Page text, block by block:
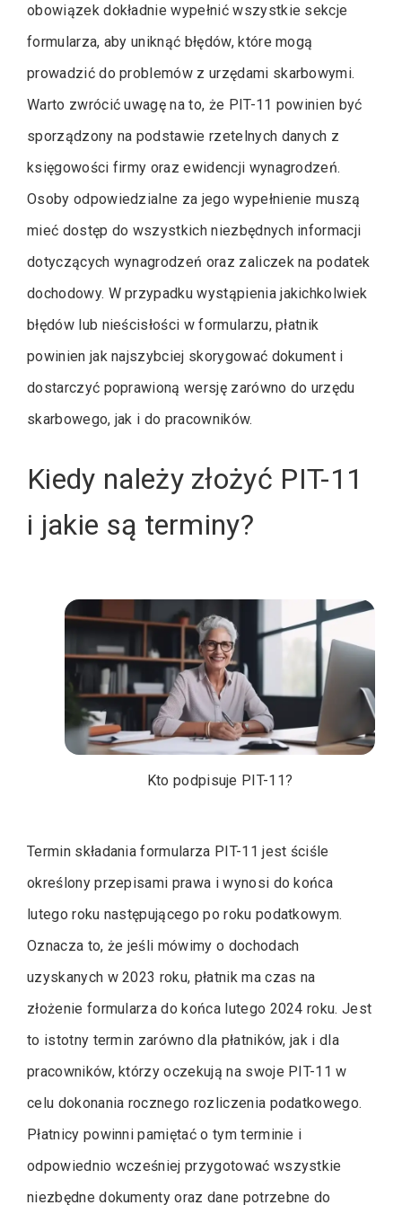
obowiązek dokładnie wypełnić wszystkie sekcje
formularza, aby uniknąć błędów, które mogą
prowadzić do problemów z urzędami skarbowymi.
Warto zwrócić uwagę na to, że PIT-11 powinien być
sporządzony na podstawie rzetelnych danych z
księgowości firmy oraz ewidencji wynagrodzeń.
Osoby odpowiedzialne za jego wypełnienie muszą
mieć dostęp do wszystkich niezbędnych informacji
dotyczących wynagrodzeń oraz zaliczek na podatek
dochodowy. W przypadku wystąpienia jakichkolwiek
błędów lub nieścisłości w formularzu, płatnik
powinien jak najszybciej skorygować dokument i
dostarczyć poprawioną wersję zarówno do urzędu
skarbowego, jak i do pracowników.
Kiedy należy złożyć PIT-11
i jakie są terminy?
Kto podpisuje PIT-11?
Termin składania formularza PIT-11 jest ściśle
określony przepisami prawa i wynosi do końca
lutego roku następującego po roku podatkowym.
Oznacza to, że jeśli mówimy o dochodach
uzyskanych w 2023 roku, płatnik ma czas na
złożenie formularza do końca lutego 2024 roku. Jest
to istotny termin zarówno dla płatników, jak i dla
pracowników, którzy oczekują na swoje PIT-11 w
celu dokonania rocznego rozliczenia podatkowego.
Płatnicy powinni pamiętać o tym terminie i
odpowiednio wcześniej przygotować wszystkie
niezbędne dokumenty oraz dane potrzebne do